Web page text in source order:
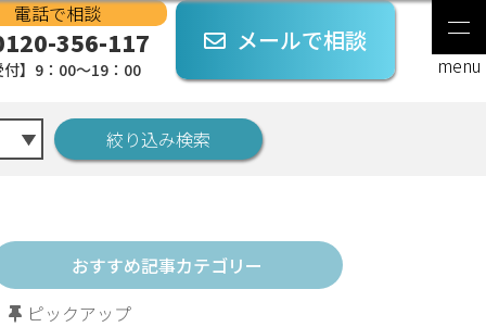
電話で相談
356-117
付】9：00～19：00
メールで相談
おすすめ記事カテゴリー
ピックアップ